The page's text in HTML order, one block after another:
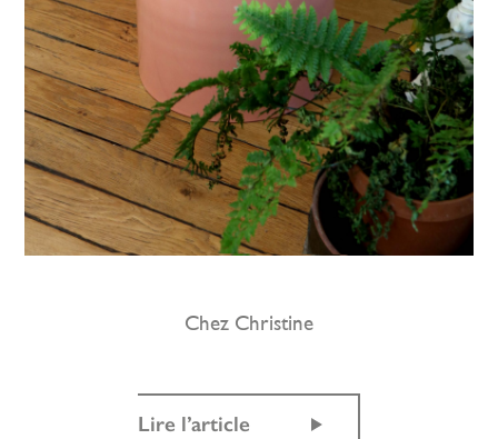
Chez Christine
Lire l’article